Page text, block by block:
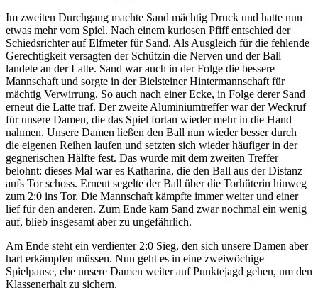
Im zweiten Durchgang machte Sand mächtig Druck und hatte nun
etwas mehr vom Spiel. Nach einem kuriosen Pfiff entschied der
Schiedsrichter auf Elfmeter für Sand. Als Ausgleich für die fehlende
Gerechtigkeit versagten der Schützin die Nerven und der Ball
landete an der Latte. Sand war auch in der Folge die bessere
Mannschaft und sorgte in der Bielsteiner Hintermannschaft für
mächtig Verwirrung. So auch nach einer Ecke, in Folge derer Sand
erneut die Latte traf. Der zweite Aluminiumtreffer war der Weckruf
für unsere Damen, die das Spiel fortan wieder mehr in die Hand
nahmen. Unsere Damen ließen den Ball nun wieder besser durch
die eigenen Reihen laufen und setzten sich wieder häufiger in der
gegnerischen Hälfte fest. Das wurde mit dem zweiten Treffer
belohnt: dieses Mal war es Katharina, die den Ball aus der Distanz
aufs Tor schoss. Erneut segelte der Ball über die Torhüterin hinweg
zum 2:0 ins Tor. Die Mannschaft kämpfte immer weiter und einer
lief für den anderen. Zum Ende kam Sand zwar nochmal ein wenig
auf, blieb insgesamt aber zu ungefährlich.
Am Ende steht ein verdienter 2:0 Sieg, den sich unsere Damen aber
hart erkämpfen müssen. Nun geht es in eine zweiwöchige
Spielpause, ehe unsere Damen weiter auf Punktejagd gehen, um den
Klassenerhalt zu sichern.